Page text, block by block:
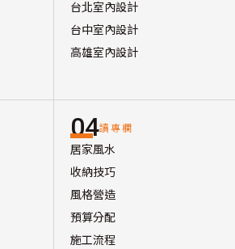
台北室內設計
台中室內設計
高雄室內設計
04讀專欄
居家風水
收納技巧
風格營造
預算分配
施工流程